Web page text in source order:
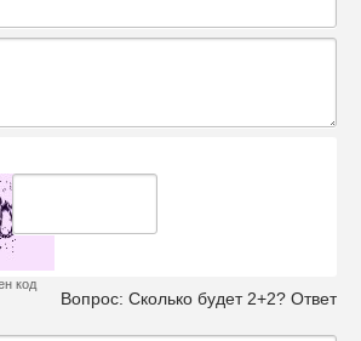
код
Вопрос: Сколько будет 2+2? Ответ